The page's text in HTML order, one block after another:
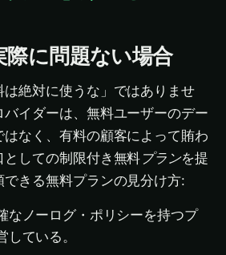
際に問題ない場合
は絶対に使うな」ではありませ
イダーは、無料ユーザーのデー
はなく、有料の顧客によって賄わ
しての制限付き無料 プランを提
きる無料プランの見分け方:
なノーログ・ポリシーを持つプ
している。